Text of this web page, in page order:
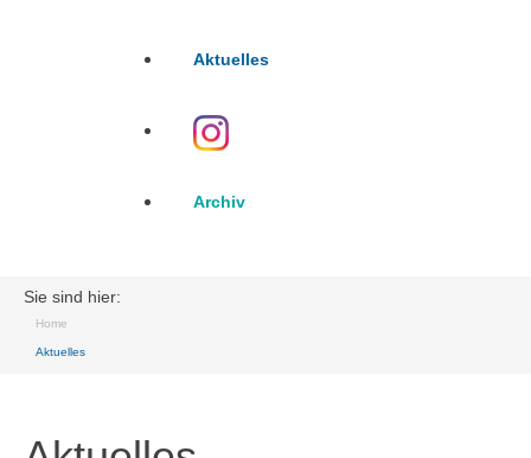
Aktuelles
Archiv
Sie sind hier:
Home
Aktuelles